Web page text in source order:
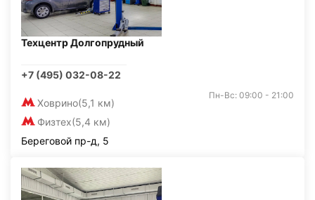
Техцентр Долгопрудный
+7 (495) 032-08-22
Ховрино(5,1 км)
Физтех(5,4 км)
Пн-Вс: 09:00 - 21:00
Береговой пр-д, 5